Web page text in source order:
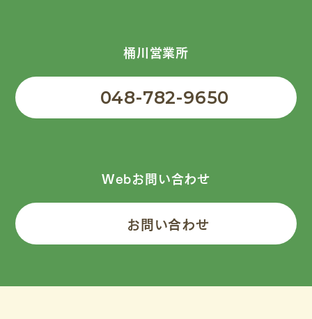
桶川営業所
048-782-9650
Webお問い合わせ
お問い合わせ